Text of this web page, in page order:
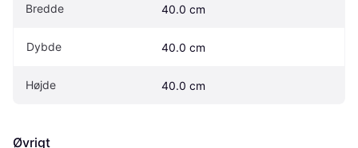
Bredde 40.0 cm
Dybde 40.0 cm
Højde 40.0 cm
Øvrigt